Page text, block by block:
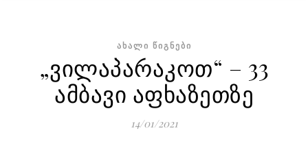
ᲐᲮᲐᲚᲘ ᲬᲘᲒᲜᲔᲑᲘ
„ვილაპარაკოთ“ – 33
ამბავი აფხაზეთზე
14/01/2021